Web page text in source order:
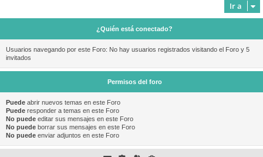
Ir a
¿Quién está conectado?
Usuarios navegando por este Foro: No hay usuarios registrados visitando el Foro y 5
invitados
Permisos del foro
Puede abrir nuevos temas en este Foro
Puede responder a temas en este Foro
No puede editar sus mensajes en este Foro
No puede borrar sus mensajes en este Foro
No puede enviar adjuntos en este Foro